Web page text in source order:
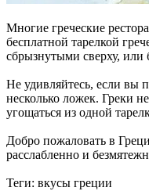
Многие греческие
бесплатной тарелкой
сбрызнутыми сверху,
Не удивляйтесь, если вы
несколько ложек. Греки
угощаться из одной
Добро пожаловать в
расслабленно и
Теги: вкусы греции